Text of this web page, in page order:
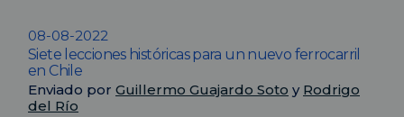
08-08-2022
Siete lecciones históricas para un nuevo ferrocarril
en Chile
Enviado por Guillermo Guajardo Soto y Rodrigo
del Río